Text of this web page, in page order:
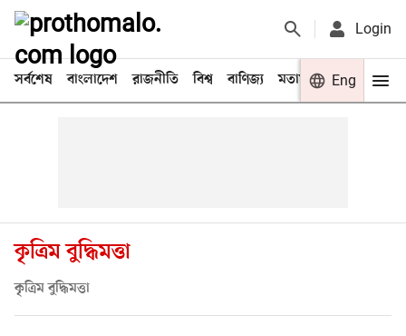
Login
সর্বশেষ বাংলাদেশ রাজনীতি বিশ্ব বাণিজ্য মতামত খেলা
Eng
কৃত্রিম বুদ্ধিমত্তা
কৃত্রিম বুদ্ধিমত্তা